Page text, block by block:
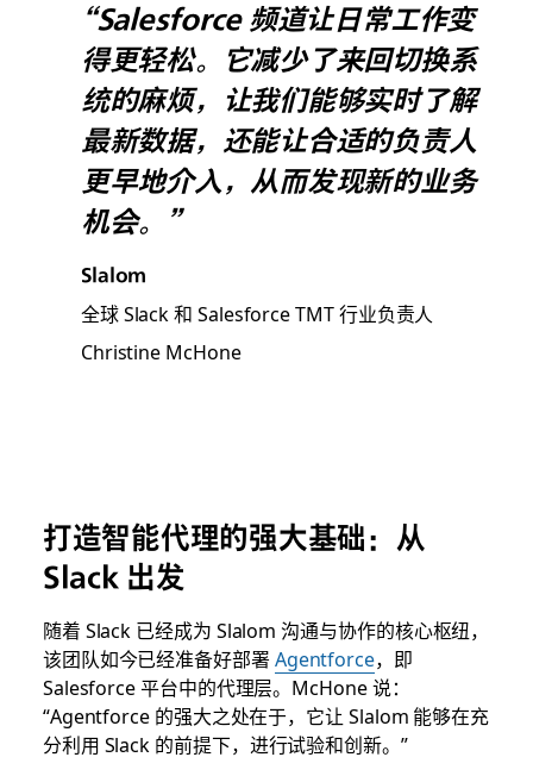
“Salesforce 频道让日常工作变
得更轻松。它减少了来回切换系
统的麻烦，让我们能够实时了解
最新数据，还能让合适的负责人
更早地介入，从而发现新的业务
机会。”
Slalom
全球 Slack 和 Salesforce TMT 行业负责人
Christine McHone
打造智能代理的强大基础：从
Slack 出发
随着 Slack 已经成为 Slalom 沟通与协作的核心枢纽，
该团队如今已经准备好部署 Agentforce，即
Salesforce 平台中的代理层。McHone 说：
“Agentforce 的强大之处在于，它让 Slalom 能够在充
分利用 Slack 的前提下，进行试验和创新。”